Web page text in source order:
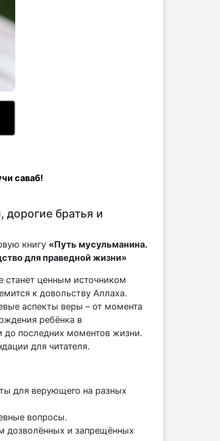
саваб!
братья и
книгу «Путь мусульманина.
для праведной жизни»
станет ценным источником
к довольству Аллаха.
аспекты веры – от момента
ребёнка в
до последних моментов жизни.
для читателя.
для верующего на разных
вопросы.
дозволённых и запрещённых